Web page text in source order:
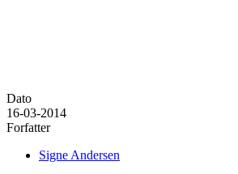
Dato
16-03-2014
Forfatter
Signe Andersen